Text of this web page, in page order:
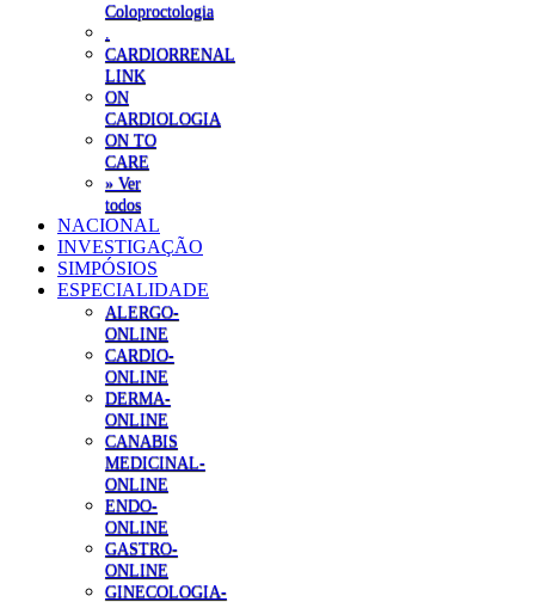
Coloproctologia
CARDIORRENAL
LINK
ON
CARDIOLOGIA
ON TO
CARE
» Ver
todos
NACIONAL
INVESTIGAÇÃO
SIMPÓSIOS
ESPECIALIDADE
ALERGO-
ONLINE
CARDIO-
ONLINE
DERMA-
ONLINE
CANABIS
MEDICINAL-
ONLINE
ENDO-
ONLINE
GASTRO-
ONLINE
GINECOLOGIA-